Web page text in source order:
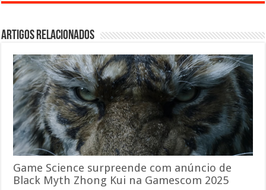
Artigos relacionados
Game Science surpreende com anúncio de
Black Myth Zhong Kui na Gamescom 2025